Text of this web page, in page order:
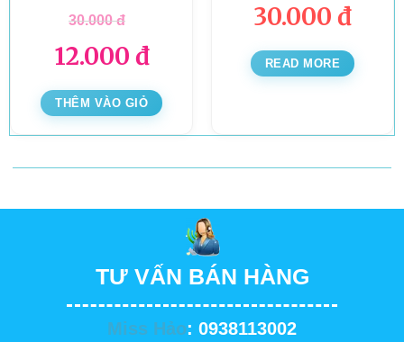
30.000đ
12.000 đ
THÊM VÀO GIỎ
30.000 đ
READ MORE
TƯ VẤN BÁN HÀNG
Miss Hảo: 0938113002